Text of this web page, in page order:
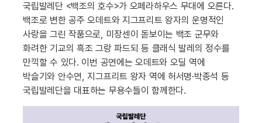
국립발레단 <백조의 호수>가 오페라하우스 무대에 오른다.
백조로 변한 공주 오데트와 지그프리트 왕자의 운명적인
사랑을 그린 작품으로, 미장센이 돋보이는 백조 군무와
화려한 기교의 흑조 그랑 파드되 등 클래식 발레의 정수를
만끽할 수 있다. 이번 공연에는 오데트와 오딜 역에
박슬기와 안수연, 지그프리트 왕자 역에 허서명·박종석 등
국립발레단을 대표하는 무용수들이 함께한다.